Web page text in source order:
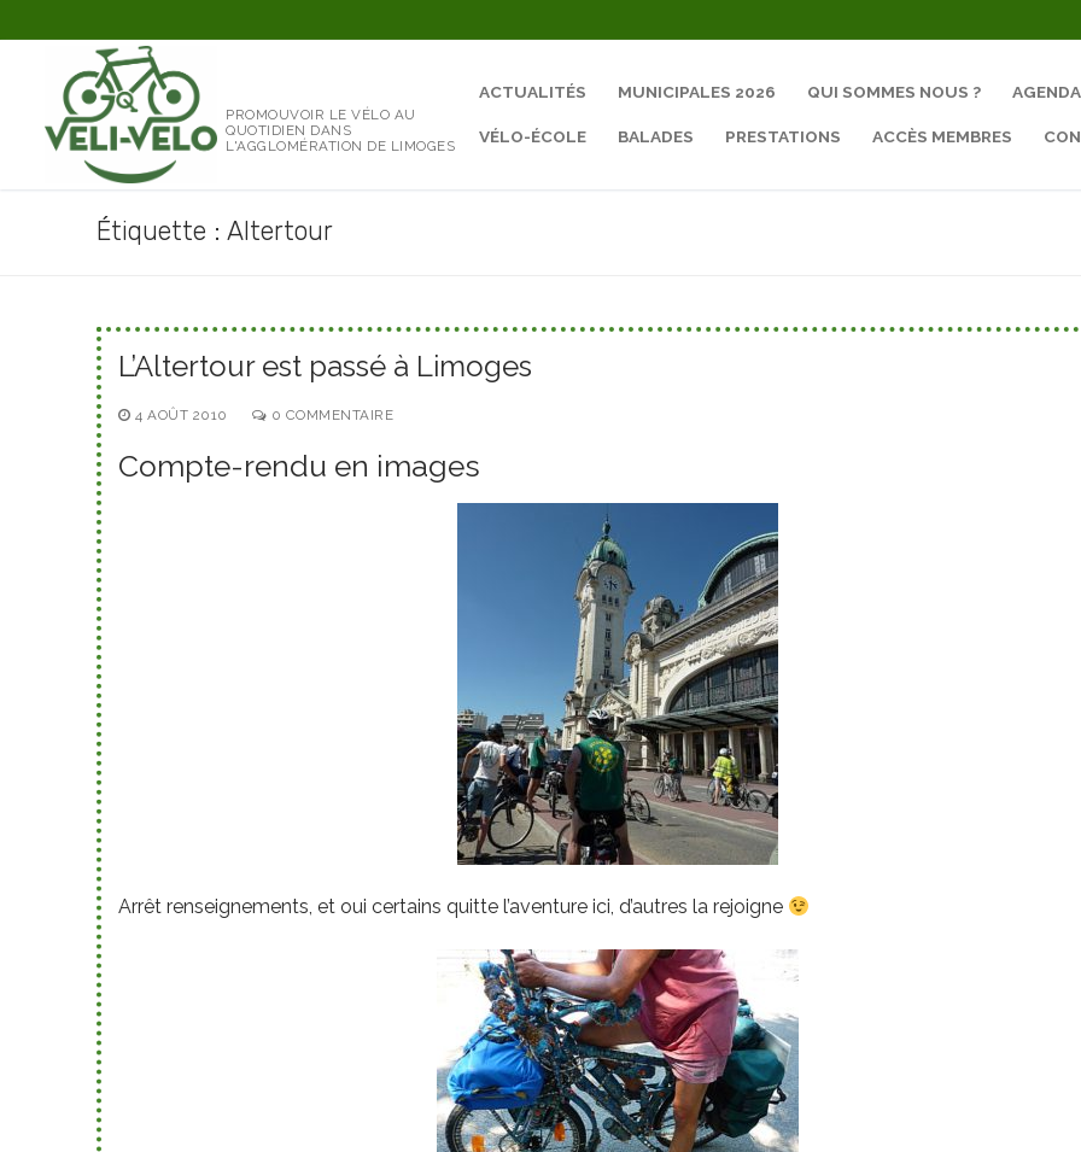
au
contenu
PROMOUVOIR LE VÉLO AU
QUOTIDIEN DANS
L'AGGLOMÉRATION DE LIMOGES
ACTUALITÉS MUNICIPALES 2026 QUI SOMMES NOUS ? AGENDA
VÉLO-ÉCOLE BALADES PRESTATIONS ACCÈS MEMBRES
Étiquette : Altertour
L’Altertour est passé à Limoges
4 AOÛT 2010 0 COMMENTAIRE
Compte-rendu en images
Arrêt renseignements, et oui certains quitte l’aventure ici, d’autres la rejoigne